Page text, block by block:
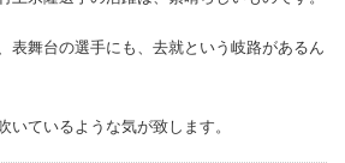
表舞台の選手にも、去就という岐路があるん
ているような気が致します。